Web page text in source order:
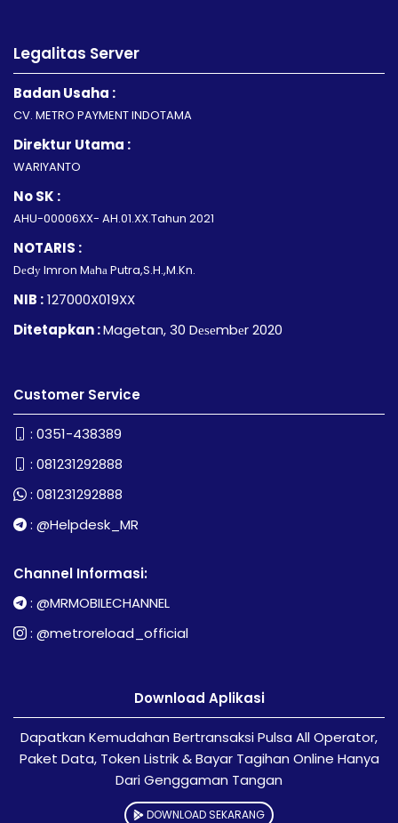
Legalitas Server
Badan Usaha :
CV. METRO PAYMENT INDOTAMA
Direktur Utama :
WARIYANTO
No SK :
AHU-00006XX- AH.01.XX.Tahun 2021
NOTARIS :
Dеdу Imron Mаhа Putra,S.H.,M.Kn.
NIB :127000X019XX
Ditetapkan :Magetan, 30 Dеѕеmbеr 2020
Customer Service
: 0351-438389
: 081231292888
: 081231292888
: @Helpdesk_MR
Channel Informasi:
: @MRMOBILECHANNEL
: @metroreload_official
Download Aplikasi
Dapatkan Kemudahan Bertransaksi Pulsa All Operator,
Paket Data, Token Listrik & Bayar Tagihan Online Hanya
Dari Genggaman Tangan
DOWNLOAD SEKARANG